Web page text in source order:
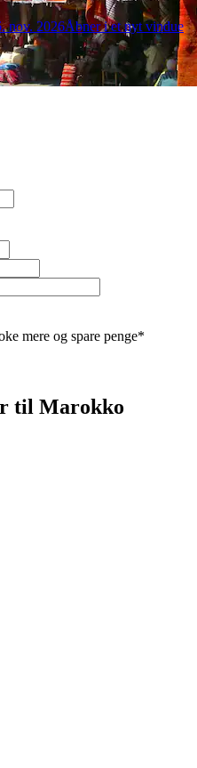
nov. 2026Åbner i et nyt vindue
mere og spare penge*
til Marokko